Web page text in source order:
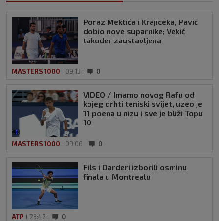
Poraz Mektića i Krajiceka, Pavić
dobio nove suparnike; Vekić
također zaustavljena
MASTERS 1000 09:13 0
VIDEO / Imamo novog Rafu od
kojeg drhti teniski svijet, uzeo je
11 poena u nizu i sve je bliži Topu
10
MASTERS 1000 09:06 0
Fils i Darderi izborili osminu
finala u Montrealu
ATP 23:42 0